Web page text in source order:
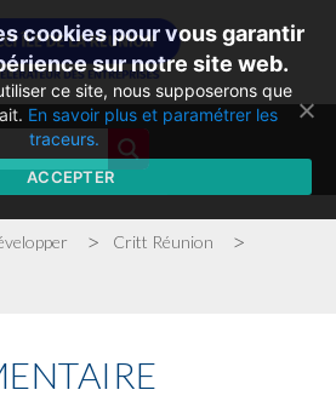
> Critt Réunion >
cookies pour vous garantir
sur notre site web.
ce site, nous supposerons que
En savoir plus et paramétrer les
traceurs.
ACCEPTER